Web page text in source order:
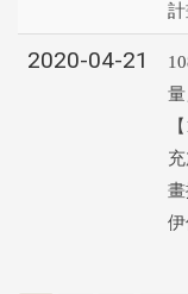
2020-04-21
伊